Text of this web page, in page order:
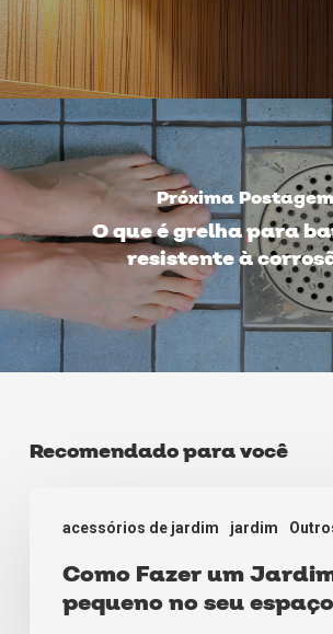
Próxima Postagem
O que é grelha para
resistente à
Recomendado para você
acessórios de jardim jardim
Fazer
Jardim
Como Fazer um
pequeno no seu